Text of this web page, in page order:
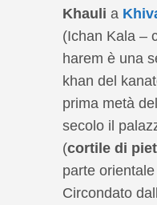
Khauli a
(Ichan Kala –
harem è una
khan del
prima metà
secolo il
(cortile di
parte
Circondato